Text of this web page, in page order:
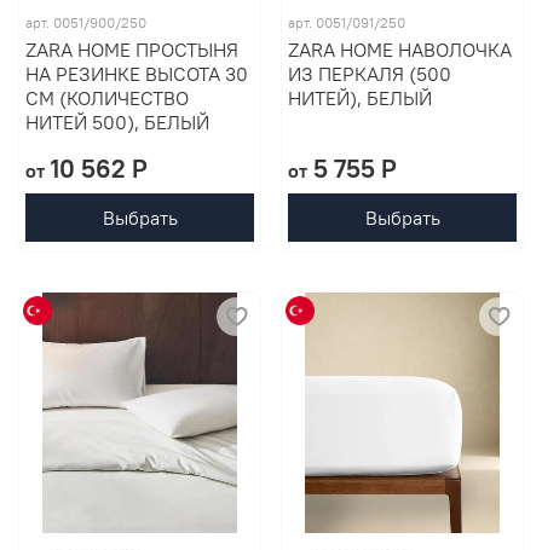
арт. 0051/900/250
ZARA HOME ПРОСТЫНЯ
НА РЕЗИНКЕ ВЫСОТА 30
СМ (КОЛИЧЕСТВО
НИТЕЙ 500), БЕЛЫЙ
от10 562 P
Выбрать
арт. 0051/091/250
ZARA HOME НАВОЛОЧКА
ИЗ ПЕРКАЛЯ (500
НИТЕЙ), БЕЛЫЙ
от5 755 P
Выбрать